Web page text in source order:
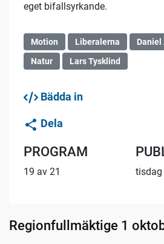
eget bifallsyrkande.
Motion Liberalerna
Daniel
Natur
Lars Tysklind
Bädda in
Dela
PROGRAM
19 av 21 tisdag
Regionfullmäktige 1